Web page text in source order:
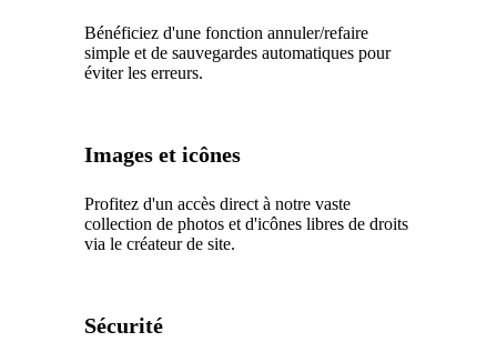
Bénéficiez d'une fonction annuler/refaire
simple et de sauvegardes automatiques pour
éviter les erreurs.
Images et icônes
Profitez d'un accès direct à notre vaste
collection de photos et d'icônes libres de droits
via le créateur de site.
Sécurité